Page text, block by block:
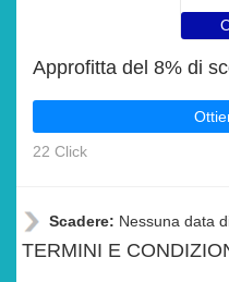
22 Click
Scadere: Nessuna data
TERMINI E